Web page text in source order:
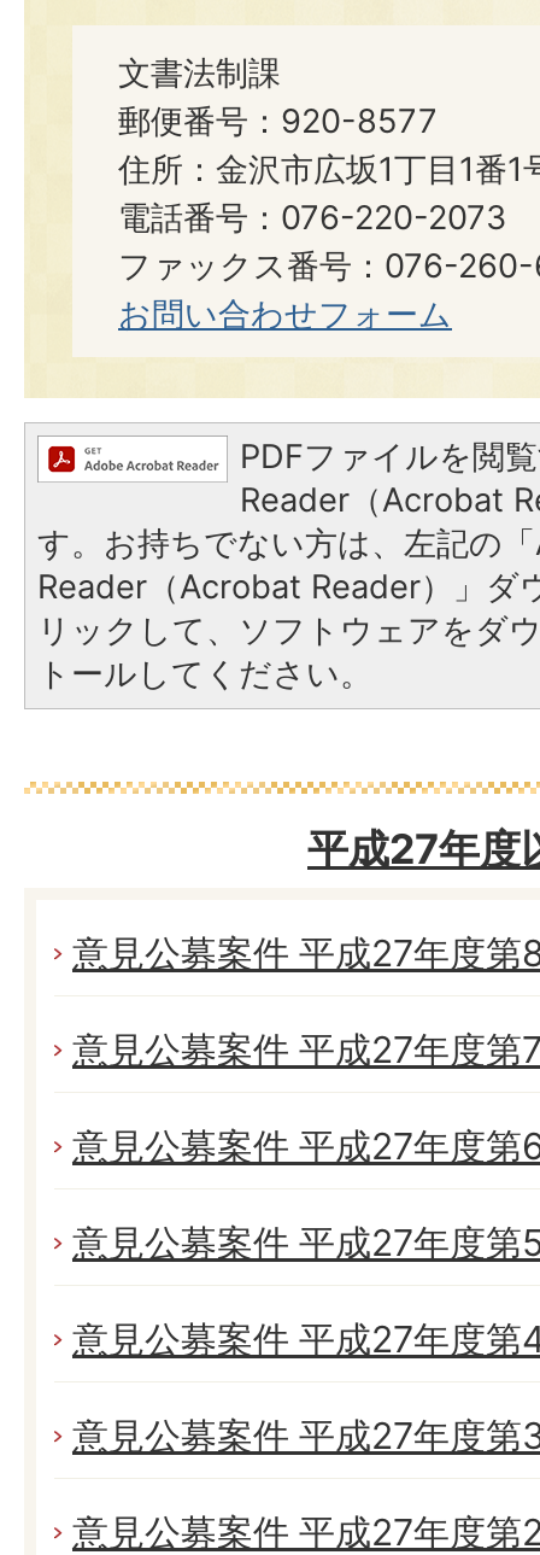
文書法制課
郵便番号：920-8577
住所：金沢市広坂1丁目1番1
電話番号：076-220-2073
ファックス番号：076-
お問い合わせフォーム
PDFファイルを閲
Reader（Acrobat
す。お持ちでない方は、左記の
Reader（Acrobat Reader）」ダ
リックして、ソフトウェアをダ
トールしてください。
平成27年度
意見公募案件 平成27年度第
意見公募案件 平成27年度第
意見公募案件 平成27年度第
意見公募案件 平成27年度第
意見公募案件 平成27年度第
意見公募案件 平成27年度第
意見公募案件 平成27年度第